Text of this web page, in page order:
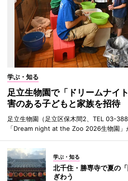
学ぶ・知る
足立生物園で「ドリームナイ
害のある子どもと家族を招待
足立生物園（足立区保木間2、TEL 03-
「Dream night at the Zoo 2026生物園」
学ぶ・知る
北千住・勝専寺で夏の
ぎわう